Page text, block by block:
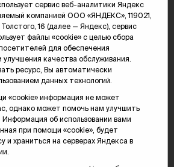
пр. Геологоразведчиков, 28А
Т.Ю.
сервис веб-аналитики Яндекс
компанией ООО «ЯНДЕКС», 119021,
16 (далее — Яндекс), сервис
файлы «cookie» с целью сбора
для обеспечения
качества обслуживания.
ресурс, Вы автоматически
данных технологий.
«cookie» информация не может
однако может помочь нам улучшить
об использовании вами
при помощи «cookie», будет
и храниться на серверах Яндекса в